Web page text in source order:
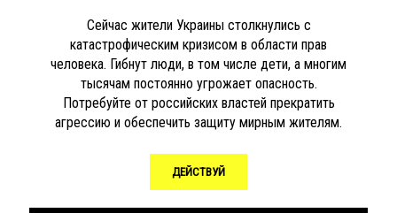
Сейчас жители Украины столкнулись с
катастрофическим кризисом в области прав
человека. Гибнут люди, в том числе дети, а многим
тысячам постоянно угрожает опасность.
Потребуйте от российских властей прекратить
агрессию и обеспечить защиту мирным жителям.
ДЕЙСТВУЙ